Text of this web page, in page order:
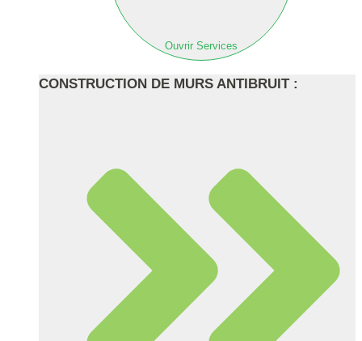
Ouvrir Services
CONSTRUCTION DE MURS ANTIBRUIT :